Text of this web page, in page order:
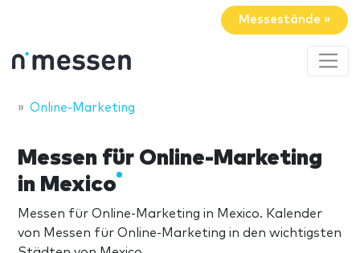
Messestände »
Online-Marketing
Messen für Online-Marketing
in Mexico
Messen für Online-Marketing in Mexico. Kalender
von Messen für Online-Marketing in den wichtigsten